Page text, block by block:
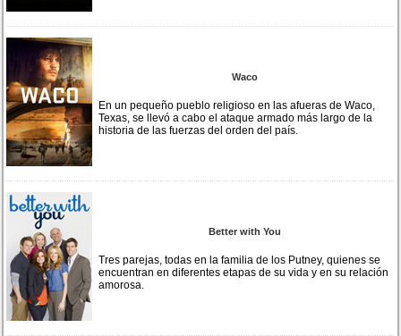
Waco
En un pequeño pueblo religioso en las afueras de Waco,
Texas, se llevó a cabo el ataque armado más largo de la
historia de las fuerzas del orden del país.
Better with You
Tres parejas, todas en la familia de los Putney, quienes se
encuentran en diferentes etapas de su vida y en su relación
amorosa.